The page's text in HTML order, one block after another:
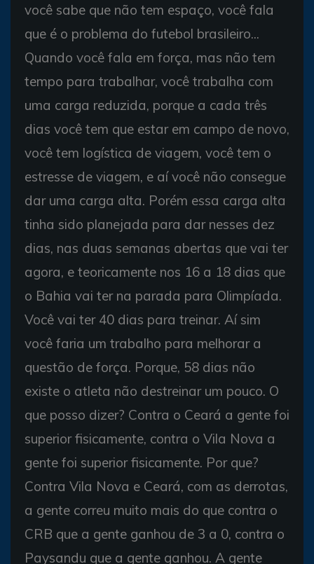
você sabe que não tem espaço, você fala
que é o problema do futebol brasileiro...
Quando você fala em força, mas não tem
tempo para trabalhar, você trabalha com
uma carga reduzida, porque a cada três
dias você tem que estar em campo de novo,
você tem logística de viagem, você tem o
estresse de viagem, e aí você não consegue
dar uma carga alta. Porém essa carga alta
tinha sido planejada para dar nesses dez
dias, nas duas semanas abertas que vai ter
agora, e teoricamente nos 16 a 18 dias que
o Bahia vai ter na parada para Olimpíada.
Você vai ter 40 dias para treinar. Aí sim
você faria um trabalho para melhorar a
questão de força. Porque, 58 dias não
existe o atleta não destreinar um pouco. O
que posso dizer? Contra o Ceará a gente foi
superior fisicamente, contra o Vila Nova a
gente foi superior fisicamente. Por que?
Contra Vila Nova e Ceará, com as derrotas,
a gente correu muito mais do que contra o
CRB que a gente ganhou de 3 a 0, contra o
Paysandu que a gente ganhou. A gente